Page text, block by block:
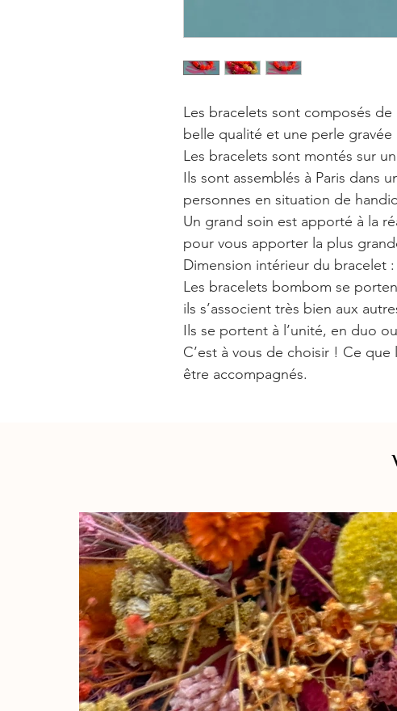
Les bracelets sont composés
belle qualité et une perle gravée
Les bracelets sont montés sur
Ils sont assemblés à Paris dans
personnes en situation de
Un grand soin est apporté à la
pour vous apporter la plus
Dimension intérieur du bracelet :
Les bracelets bombom se
ils s’associent très bien aux
Ils se portent à l’unité, en duo
C’est à vous de choisir ! Ce que
être accompagnés.